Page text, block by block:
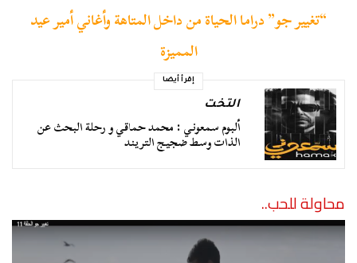
“تغيير جو” دراما الحياة من داخل المتاهة وأغاني أمير عيد
المميزة
إقرأ أيضا
التخت
ألبوم سمعوني : محمد حماقي و رحلة البحث عن
الذات وسط ضجيج التريند
محاولة للحب..